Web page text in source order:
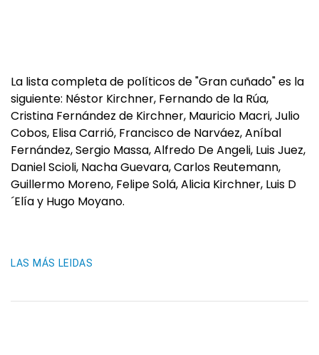
La lista completa de políticos de "Gran cuñado" es la
siguiente: Néstor Kirchner, Fernando de la Rúa,
Cristina Fernández de Kirchner, Mauricio Macri, Julio
Cobos, Elisa Carrió, Francisco de Narváez, Aníbal
Fernández, Sergio Massa, Alfredo De Angeli, Luis Juez,
Daniel Scioli, Nacha Guevara, Carlos Reutemann,
Guillermo Moreno, Felipe Solá, Alicia Kirchner, Luis D
´Elía y Hugo Moyano.
LAS MÁS LEIDAS